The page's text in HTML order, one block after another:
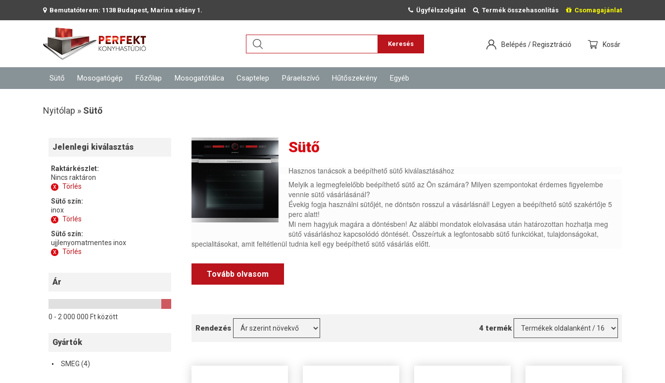
Bemutatóterem: 1138 Budapest, Marina sétány 1. Ügyfélszolgálat Termék összehasonlítás Csomagajánlat
Keresés Belépés / Regisztráció Kosár
Sütő Mosogatógép Főzőlap Mosogatótálca Csaptelep Páraelszívó Hűtőszekrény Egyéb
Nyitólap » Sütő
Jelenlegi kiválasztás
Raktárkészlet:
Nincs raktáron
x
Törlés
Sütő szín:
inox
x
Törlés
Sütő szín:
ujjlenyomatmentes inox
x
Törlés
Ár
0 - 2 000 000 Ft között
Gyártók
SMEG (4)
·
Sütő
Hasznos tanácsok a beépíthető sütő kiválasztásához
Melyik a legmegfelelőbb beépíthető sütő az Ön számára? Milyen szempontokat érdemes figyelembe
vennie sütő vásárlásánál?
Évekig fogja használni sütőjét, ne döntsön rosszul a vásárlásnál! Legyen a beépíthető sütő szakértője 5
perc alatt!
Mi nem hagyjuk magára a döntésben! Az alábbi mondatok elolvasása után határozottan hozhatja meg
sütő vásárláshoz kapcsolódó döntését. Összeírtuk a legfontosabb sütő funkciókat, tulajdonságokat,
specialitásokat, amit feltétlenül tudnia kell egy beépíthető sütő vásárlás előtt.
Tovább olvasom
Rendezés 4 termék